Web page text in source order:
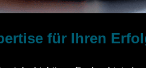
für Ihren